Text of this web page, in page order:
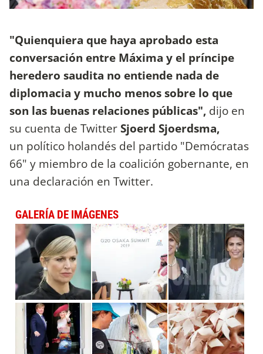
"Quienquiera que haya aprobado esta
conversación entre Máxima y el príncipe
heredero saudita no entiende nada de
diplomacia y mucho menos sobre lo que
son las buenas relaciones públicas", dijo en
su cuenta de TwitterSjoerd Sjoerdsma,
un político holandés del partido "Demócratas
66" y miembro de la coalición gobernante, en
una declaración en Twitter.
GALERÍA DE IMÁGENES